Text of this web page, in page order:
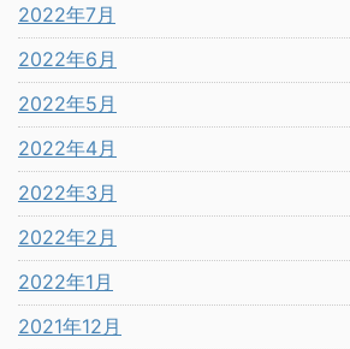
2022年7月
2022年6月
2022年5月
2022年4月
2022年3月
2022年2月
2022年1月
2021年12月